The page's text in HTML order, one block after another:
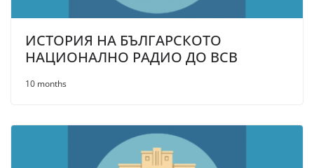
ИСТОРИЯ НА БЪЛГАРСКОТО
НАЦИОНАЛНО РАДИО ДО ВСВ
10 months